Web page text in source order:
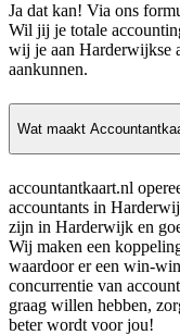
Ja dat kan! Via ons
Wil jij je totale
wij je aan Harderwijkse
aankunnen.
Wat maakt
accountantkaart.nl
accountants in
zijn in Harderwijk en
Wij maken een
waardoor er een win-
concurrentie van
graag willen hebben,
beter wordt voor jou!